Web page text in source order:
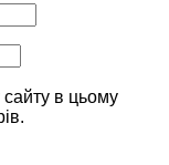
в цьому